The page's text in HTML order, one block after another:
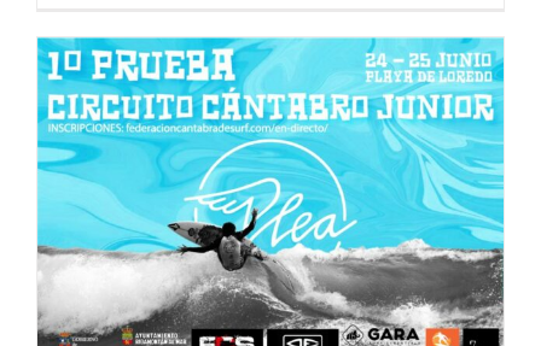
Primera Prueba del Circuito
Cántabro Junior
Noticias de Surf Noticias Surf